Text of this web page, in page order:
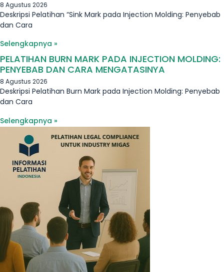
8 Agustus 2026
Deskripsi Pelatihan “Sink Mark pada Injection Molding: Penyebab
dan Cara
Selengkapnya »
PELATIHAN BURN MARK PADA INJECTION MOLDING:
PENYEBAB DAN CARA MENGATASINYA
8 Agustus 2026
Deskripsi Pelatihan Burn Mark pada Injection Molding: Penyebab
dan Cara
Selengkapnya »